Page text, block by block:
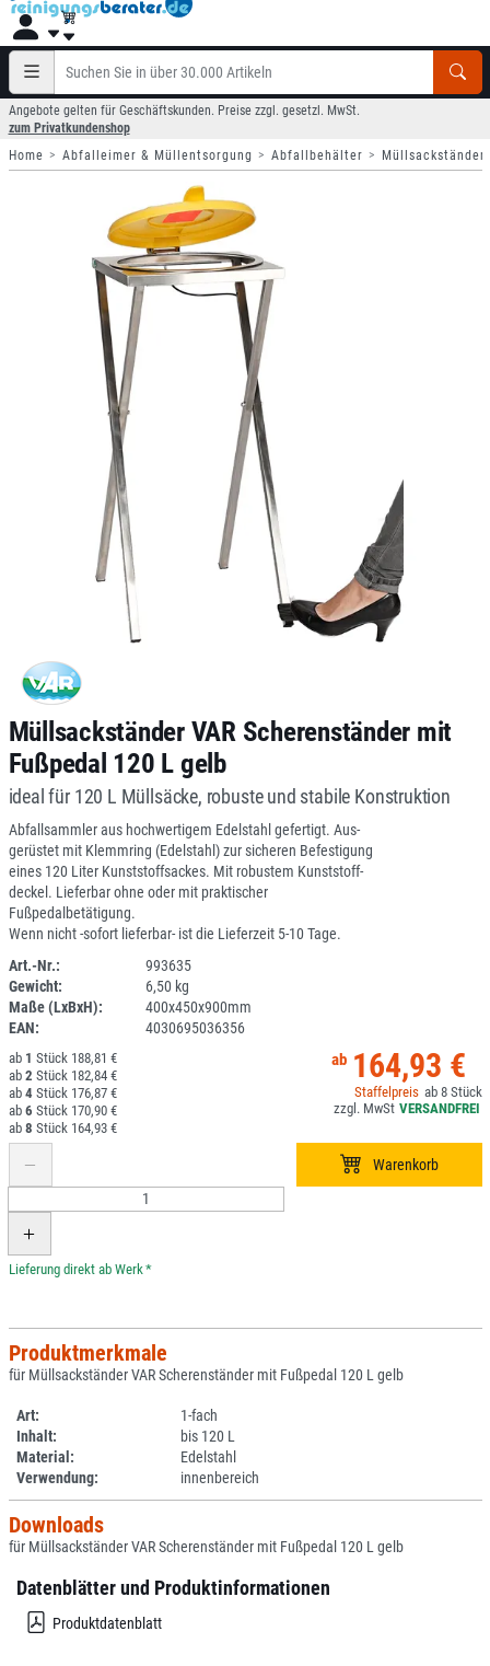
Angebote gelten für Geschäftskunden. Preise zzgl. gesetzl. MwSt.
zum Privatkundenshop
Home
Abfalleimer & Müllentsorgung Abfallbehälter Müllsackständer
Müllsackständer VAR Scherenständer mit
Fußpedal 120 L gelb
ideal für 120 L Müllsäcke, robuste und stabile Konstruktion
Abfallsammler aus hochwertigem Edelstahl gefertigt. Aus-
gerüstet mit Klemmring (Edelstahl) zur sicheren Befestigung
eines 120 Liter Kunststoffsackes. Mit robustem Kunststoff-
deckel. Lieferbar ohne oder mit praktischer
Fußpedalbetätigung.
Wenn nicht -sofort lieferbar- ist die Lieferzeit 5-10 Tage.
Art.-Nr.:
993635
Gewicht:
6,50 kg
Maße (LxBxH):
400x450x900mm
EAN:
4030695036356
164,93 €
8
1
188,81 €
2
182,84 €
4
176,87 €
6
170,90 €
8
164,93 €
*
Produktmerkmale
für Müllsackständer VAR Scherenständer mit Fußpedal 120 L gelb
Art:
1-fach
Inhalt:
bis 120 L
Material:
Edelstahl
Verwendung:
innenbereich
Downloads
für Müllsackständer VAR Scherenständer mit Fußpedal 120 L gelb
Datenblätter und Produktinformationen
Produktdatenblatt